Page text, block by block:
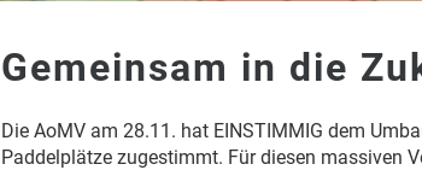
Gemeinsam in die
Die AoMV am 28.11. hat EINSTIMMIG dem
Paddelplätze zugestimmt. Für diesen massiven